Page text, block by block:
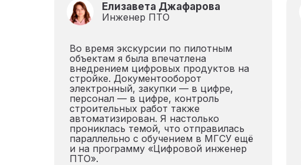
Елизавета Джафарова
Инженер ПТО
Во время экскурсии по пилотным
объектам я была впечатлена
внедрением цифровых продуктов на
стройке. Документооборот
электронный, закупки — в цифре,
персонал — в цифре, контроль
строительных работ также
автоматизирован. Я настолько
прониклась темой, что отправилась
параллельно с обучением в МГСУ ещё
и на программу «Цифровой инженер
ПТО».